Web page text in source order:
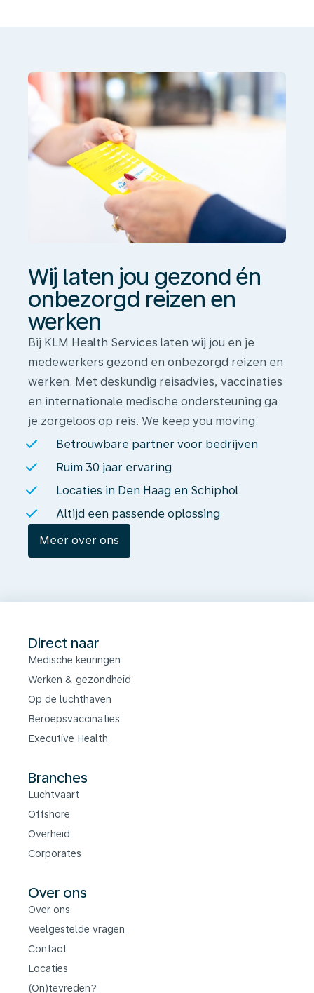
onbezorgd
reizen
werken
Wij laten jou gezond én
onbezorgd reizen en
werken
Bij KLM Health Services laten wij jou en je
medewerkers gezond en onbezorgd reizen en
werken. Met deskundig reisadvies, vaccinaties
en internationale medische ondersteuning ga
je zorgeloos op reis. We keep you moving.
Betrouwbare partner voor bedrijven
Ruim 30 jaar ervaring
Locaties in Den Haag en Schiphol
Altijd een passende oplossing
Meer over ons
Direct naar
Medische keuringen
Werken & gezondheid
Op de luchthaven
Beroepsvaccinaties
Executive Health
Branches
Luchtvaart
Offshore
Overheid
Corporates
Over ons
Over ons
Veelgestelde vragen
Contact
Locaties
(On)tevreden?